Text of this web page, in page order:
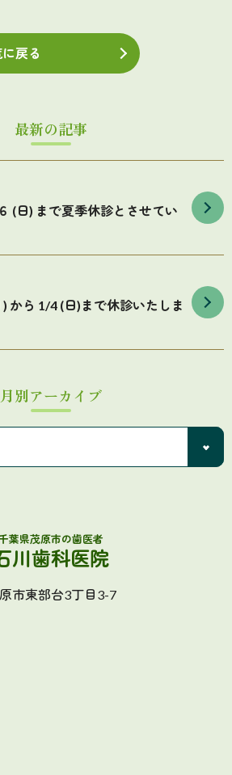
戻る
最新の記事
(日) まで夏季休診とさせてい
から 1/4 (日)まで休診いたしま
月別アーカイブ
葉県茂原市の歯医者
川歯科医院
市東部台3丁目3-7